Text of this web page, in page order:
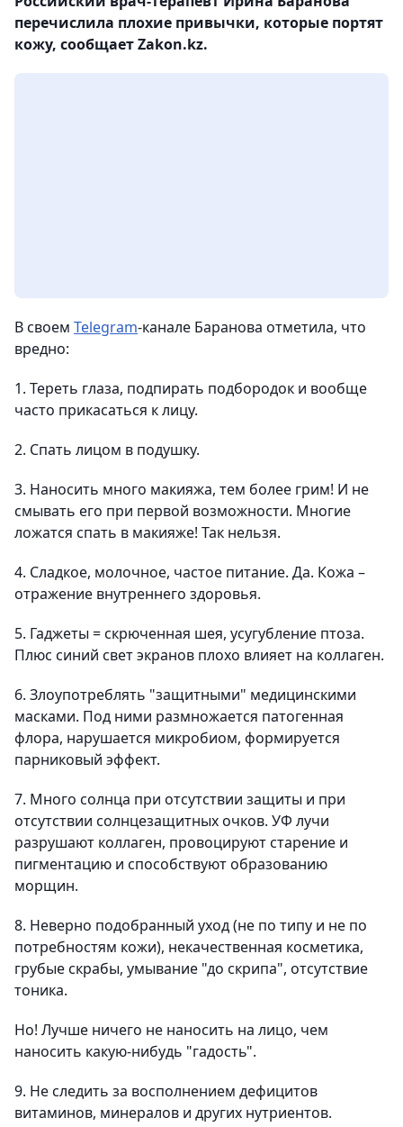
перечислила плохие привычки, которые портят
кожу, сообщает Zakon.kz.
В своем Telegram-канале Баранова отметила, что
вредно:
1. Тереть глаза, подпирать подбородок и вообще
часто прикасаться к лицу.
2. Спать лицом в подушку.
3. Наносить много макияжа, тем более грим! И не
смывать его при первой возможности. Многие
ложатся спать в макияже! Так нельзя.
4. Сладкое, молочное, частое питание. Да. Кожа –
отражение внутреннего здоровья.
5. Гаджеты = скрюченная шея, усугубление птоза.
Плюс синий свет экранов плохо влияет на коллаген.
6. Злоупотреблять "защитными" медицинскими
масками. Под ними размножается патогенная
флора, нарушается микробиом, формируется
парниковый эффект.
7. Много солнца при отсутствии защиты и при
отсутствии солнцезащитных очков. УФ лучи
разрушают коллаген, провоцируют старение и
пигментацию и способствуют образованию
морщин.
8. Неверно подобранный уход (не по типу и не по
потребностям кожи), некачественная косметика,
грубые скрабы, умывание "до скрипа", отсутствие
тоника.
Но! Лучше ничего не наносить на лицо, чем
наносить какую-нибудь "гадость".
9. Не следить за восполнением дефицитов
витаминов, минералов и других нутриентов.